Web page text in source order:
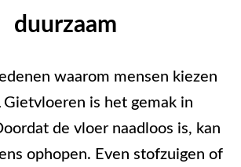
duurzaam
waarom mensen kiezen
Gietvloeren is het gemak in
de vloer naadloos is, kan
ophopen. Even stofzuigen of